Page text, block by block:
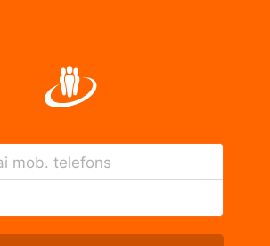
mob. telefons